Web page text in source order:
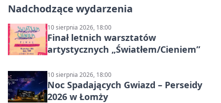
Nadchodzące wydarzenia
10 sierpnia 2026, 18:00
Finał letnich warsztatów
artystycznych „Światłem/Cieniem”
10 sierpnia 2026, 18:00
Noc Spadających Gwiazd – Perseidy
2026 w Łomży